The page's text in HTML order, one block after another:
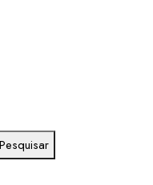
Pesquisar